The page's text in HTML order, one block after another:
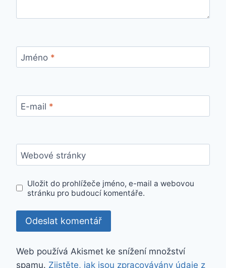
Jméno *
E-mail *
Webové stránky
Uložit do prohlížeče jméno, e-mail a webovou
stránku pro budoucí komentáře.
Web používá Akismet ke snížení množství
spamu. Zjistěte, jak jsou zpracovávány údaje z